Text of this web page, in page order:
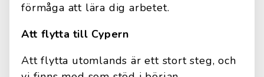
förmåga att lära dig arbetet.
Att flytta till Cypern
Att flytta utomlands är ett stort steg, och